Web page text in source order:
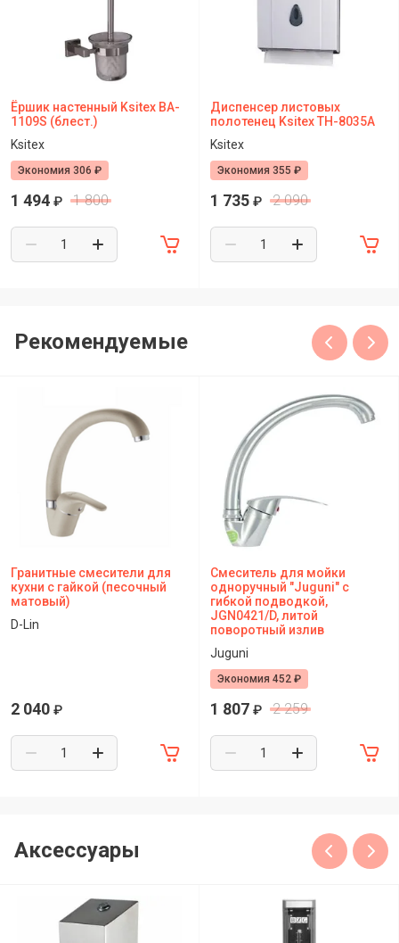
Ёршик настенный Ksitex BA-
1109S (блест.)
Ksitex
Экономия 306 ₽
1 494 ₽ 1 800
Диспенсер листовых
полотенец Ksitex TH-8035A
Ksitex
Экономия 355 ₽
1 735 ₽ 2 090
Рекомендуемые
Гранитные смесители для
кухни с гайкой (песочный
матовый)
D-Lin
2 040 ₽
Смеситель для мойки
одноручный "Juguni" с
гибкой подводкой,
JGN0421/D, литой
поворотный излив
Juguni
Экономия 452 ₽
1 807 ₽ 2 259
Аксессуары